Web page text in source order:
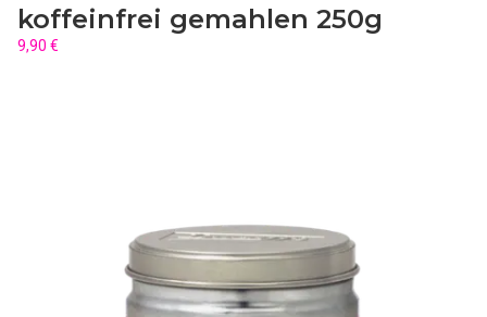
koffeinfrei gemahlen 250g
9,90 €